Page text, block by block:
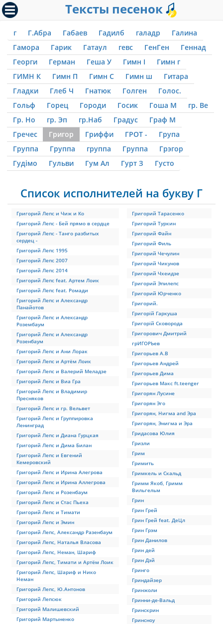
Тексты песенок
г Г.Абра Габаев Гадилб галадр
Галина
Гамора
Гарик Гатаул гевс ГенГен
Геннад
Георги
Герман Геша У Гимн I
Гимн г
ГИМН К
Гимн П Гимн С Гимн ш
Гитара
Гладки
Глеб Ч Гнатюк Голген
Голос.
Гольф
Горец Городи Госик Гоша М
гр. Ве
Гр. Но
гр. Эп гр.Наб Градус
Граф М
Гречес
Григор Гриффи ГРОТ -
Група
Группа
Группа группа Группа
Грэгор
Гудімо
Гульви Гум Ал Гурт З Густо
Список исполнителей на букву Г
Григорий Лепс и Чиж и Ко
Григорий Лепс - Бей прямо в сердце
Григорий Лепс - Танго разбитых
сердец -
Григорий Лепс 1995
Григорий Лепс 2007
Григорий Лепс 2014
Григорий Лепс feat. Артем Лоик
Григорий Лепс feat. Ромади
Григорий Лепс и Александр
Панайотов
Григорий Лепс и Александр
Розембаум
Григорий Лепс и Александр
Розенбаум
Григорий Лепс и Ани Лорак
Григорий Лепс и Артём Лоик
Григорий Лепс и Валерий Меладзе
Григорий Лепс и Виа Гра
Григорий Лепс и Владимир
Пресняков
Григорий Лепс и гр. Вельвет
Григорий Лепс и Группировка
Ленинград
Григорий Лепс и Диана Гурцкая
Григорий Лепс и Дима Билан
Григорий Лепс и Евгений
Кемеровский
Григорий Лепс и Ирина Алегрова
Григорий Лепс и Ирина Аллегрова
Григорий Лепс и Розенбаум
Григорий Лепс и Стас Пьеха
Григорий Лепс и Тимати
Григорий Лепс и Эмин
Григорий Лепс, Александр Разенбаум
Григорий Лепс, Наталья Власова
Григорий Лепс, Неман, Шариф
Григорий Лепс, Тимати и Артём Лоик
Григорий Лепс, Шариф и Нико
Неман
Григорий Лепс, Ю.Антонов
Григорий Лепсюк
Григорий Малишевский
Григорий Мартыненко
Григорий Тарасенко
Григорий Туркин
Григорий Файн
Григорий Филь
Григорий Чечулин
Григорий Чикунов
Григорий Чхеидзе
Григорий Эпилепс
Григорий Юрченко
Григорий.
Григорій Гаркуша
Григорій Сковорода
Григорович Дмитрий
грИГОРЬев
Григорьев А.В
Григорьев Андрей
Григорьев Дима
Григорьев Макс ft.teenger
Григорян Лусине
Григорян Эго
Григорян, Нигма and Эра
Григорян, Энигма и Эра
Гридасова Юлия
Гризли
Грим
Гримить
Гримкель и Скальд
Гримм Якоб, Гримм
Вильгельм
Грин
Грин Грей
Грин Грей feat. ДеЦл
Грин Грэм
Грин Данилов
Грин дей
Грин Дэй
Гринго
Гриндайзер
Гринжоли
Гринни-де-Вальд
Гринскрин
Гринсноу